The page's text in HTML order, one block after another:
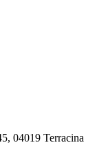
04019